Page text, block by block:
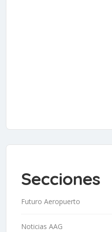
Secciones
Futuro Aeropuerto
Noticias AAG